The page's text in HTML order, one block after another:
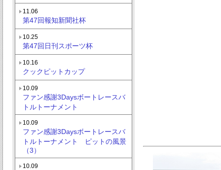
11.06
第47回報知新聞社杯
10.25
第47回日刊スポーツ杯
10.16
クックピットカップ
10.09
ファン感謝3Daysボートレースバ
トルトーナメント
10.09
ファン感謝3Daysボートレースバ
トルトーナメント ピットの風景
（3）
10.09